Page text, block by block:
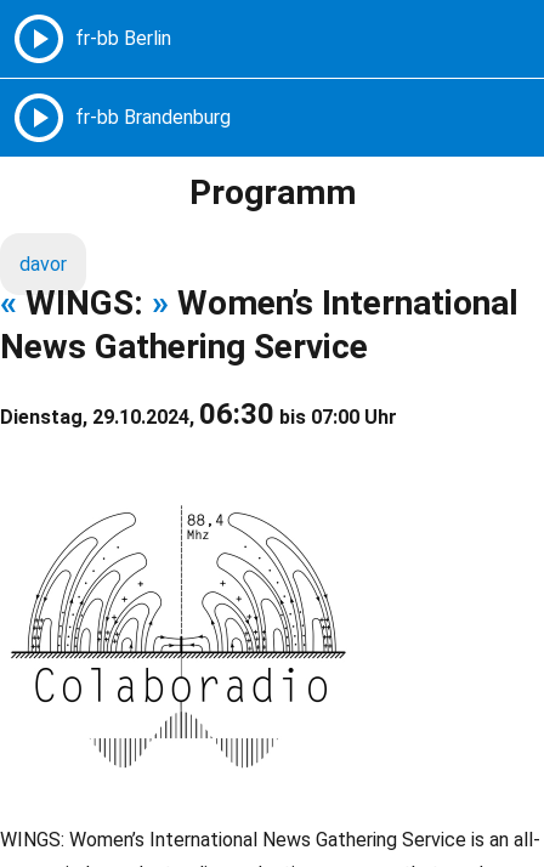
Freie Radios – Berlin Brandenburg
Programm
davor
« WINGS: » Women’s International
News Gathering Service
Dienstag, 29.10.2024, 06:30 bis 07:00 Uhr
WINGS: Women’s International News Gathering Service is an all-